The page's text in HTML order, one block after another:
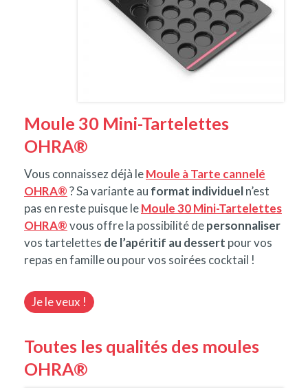
Moule 30 Mini-Tartelettes
OHRA®
Vous connaissez déjà leMoule à Tarte cannelé
OHRA®? Sa variante au format individueln’est
pas en reste puisque leMoule 30 Mini-Tartelettes
OHRA®vous offre la possibilité depersonnaliser
vos tartelettes de l’apéritif au dessert pour vos
repas en famille ou pour vos soirées cocktail !
Je le veux !
Toutes les qualités des moules
OHRA®